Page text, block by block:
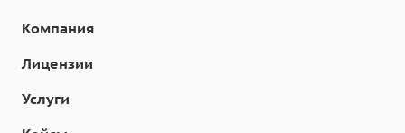
Компания
Лицензии
Услуги